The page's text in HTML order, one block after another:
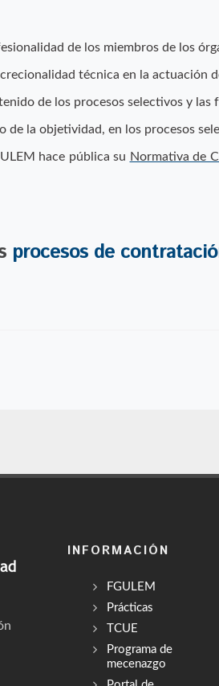
de los miembros de los
técnica en la actuación
de los procesos selectivos y las
de la objetividad, en los procesos
hace pública su Normativa de
procesos de
INFORMACIÓN
FGULEM
Prácticas
TCUE
Programa de
mecenazgo